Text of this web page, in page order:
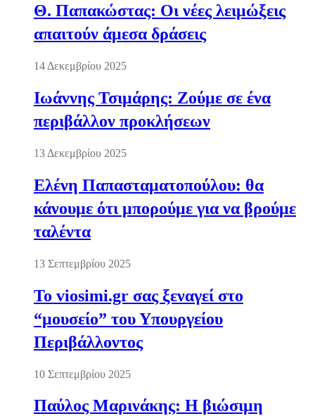
Θ. Παπακώστας: Οι νέες λειμώξεις
απαιτούν άμεσα δράσεις
14 Δεκεμβρίου 2025
Ιωάννης Τσιμάρης: Ζούμε σε ένα
περιβάλλον προκλήσεων
13 Δεκεμβρίου 2025
Ελένη Παπασταματοπούλου: θα
κάνουμε ότι μπορούμε για να βρούμε
ταλέντα
13 Σεπτεμβρίου 2025
Το viosimi.gr σας ξεναγεί στο
“μουσείο” του Υπουργείου
Περιβάλλοντος
10 Σεπτεμβρίου 2025
Παύλος Μαρινάκης: Η βιώσιμη